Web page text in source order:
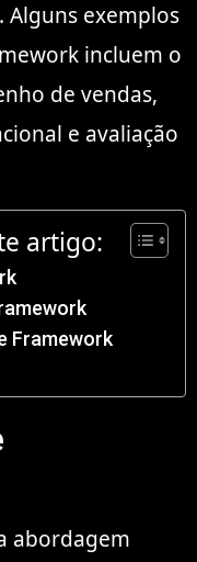
Alguns exemplos
incluem o
de vendas,
e avaliação
artigo:
Framework
abordagem